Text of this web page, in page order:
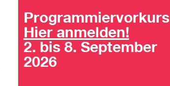
Programmiervorkurs
Hier anmelden!
2. bis 8. September
2026